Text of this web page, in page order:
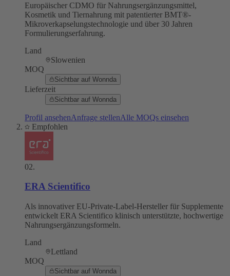
Europäischer CDMO für Nahrungsergänzungsmittel,
Kosmetik und Tiernahrung mit patentierter BMT®-
Mikroverkapselungstechnologie und über 30 Jahren
Formulierungserfahrung.
Land
Slowenien
MOQ
Sichtbar auf Wonnda
Lieferzeit
Sichtbar auf Wonnda
Profil ansehenAnfrage stellenAlle MOQs einsehen
Empfohlen
02.
ERA Scientifico
Als innovativer EU-Private-Label-Hersteller für Supplemente
entwickelt ERA Scientifico klinisch unterstützte, hochwertige
Nahrungsergänzungsformeln.
Land
Lettland
MOQ
Sichtbar auf Wonnda